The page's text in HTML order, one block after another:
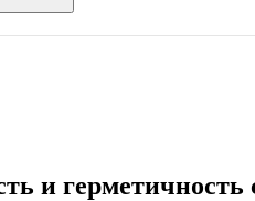
и герметичность